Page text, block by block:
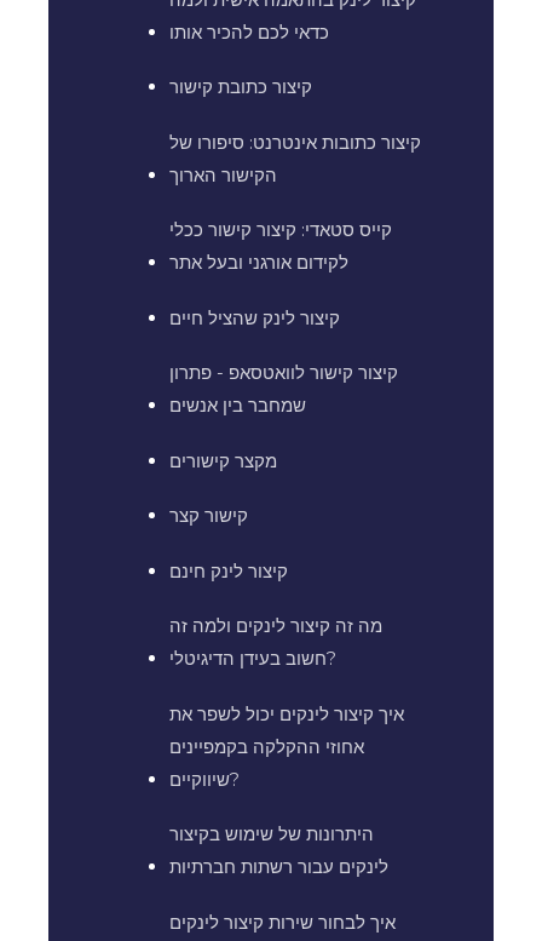
כדאי לכם להכיר אותו
קיצור כתובת קישור
קיצור כתובות אינטרנט: סיפורו של
הקישור הארוך
קייס סטאדי: קיצור קישור ככלי
לקידום אורגני ובעל אתר
קיצור לינק שהציל חיים
קיצור קישור לוואטסאפ - פתרון
שמחבר בין אנשים
מקצר קישורים
קישור קצר
קיצור לינק חינם
מה זה קיצור לינקים ולמה זה
חשוב בעידן הדיגיטלי?
איך קיצור לינקים יכול לשפר את
אחוזי ההקלקה בקמפיינים
שיווקיים?
היתרונות של שימוש בקיצור
לינקים עבור רשתות חברתיות
איך לבחור שירות קיצור לינקים